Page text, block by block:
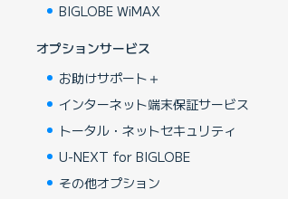
BIGLOBE WiMAX
オプションサービス
お助けサポート＋
インターネット端末保証サービス
トータル・ネットセキュリティ
U-NEXT for BIGLOBE
その他オプション